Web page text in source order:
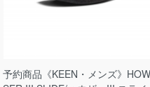
予約商品《KEEN・メンズ》HOW